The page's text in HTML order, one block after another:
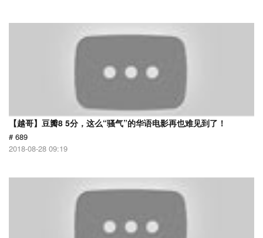
【越哥】豆瓣8 5分，这么“骚气”的华语电影再也难见到了！
# 689
2018-08-28 09:19